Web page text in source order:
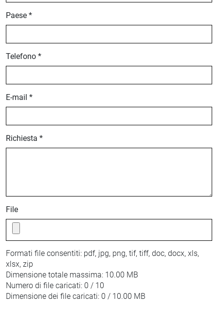
Paese *
Telefono *
E-mail *
Richiesta *
File
Formati file consentiti: pdf, jpg, png, tif, tiff, doc, docx, xls,
xlsx, zip
Dimensione totale massima: 10.00 MB
Numero di file caricati: 0 / 10
Dimensione dei file caricati: 0 / 10.00 MB